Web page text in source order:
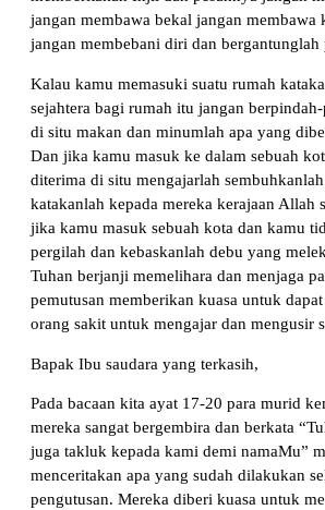
jangan membawa bekal jangan membawa
jangan membebani diri dan bergantunglah
Kalau kamu memasuki suatu rumah
sejahtera bagi rumah itu jangan
di situ makan dan minumlah apa yang
Dan jika kamu masuk ke dalam sebuah
diterima di situ mengajarlah
katakanlah kepada mereka kerajaan Allah
jika kamu masuk sebuah kota dan kamu
pergilah dan kebaskanlah debu yang
Tuhan berjanji memelihara dan menjaga
pemutusan memberikan kuasa untuk
orang sakit untuk mengajar dan mengusir
Bapak Ibu saudara yang terkasih,
Pada bacaan kita ayat 17-20 para murid
mereka sangat bergembira dan berkata
juga takluk kepada kami demi namaMu”
menceritakan apa yang sudah dilakukan
pengutusan. Mereka diberi kuasa untuk